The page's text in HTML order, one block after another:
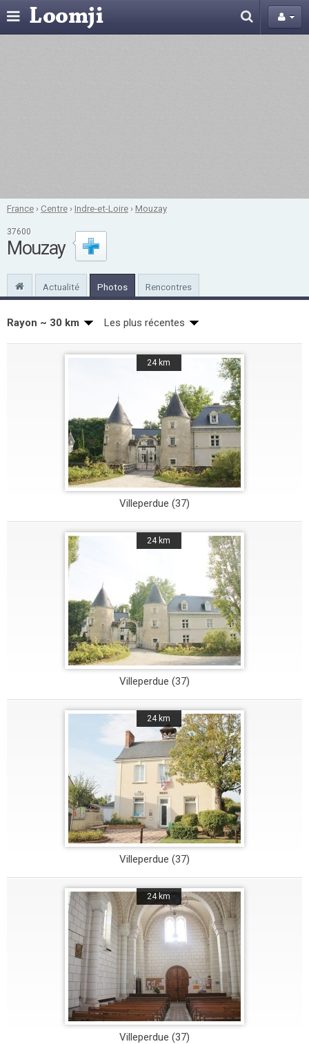
France ›Centre ›Indre-et-Loire ›Mouzay
37600
Mouzay
Actualité Photos Rencontres
Rayon ~ 30 km Les plus récentes
24 km
Villeperdue (37)
24 km
Villeperdue (37)
24 km
Villeperdue (37)
24 km
Villeperdue (37)